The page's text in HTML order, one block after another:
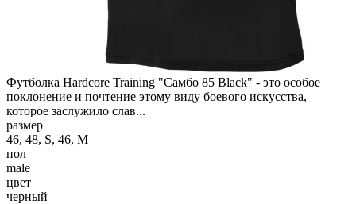
Футболка Hardcore Training "Самбо 85 Black" - это особое
поклонение и почтение этому виду боевого искусства,
которое заслужило слав...
размер
46, 48, S, 46, M
пол
male
цвет
черный